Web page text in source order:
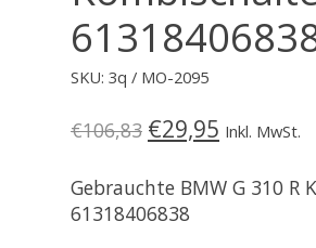
SKU: 3q / MO-2095
€106,83 €29,95 Inkl. MwSt.
Gebrauchte BMW G 310
61318406838